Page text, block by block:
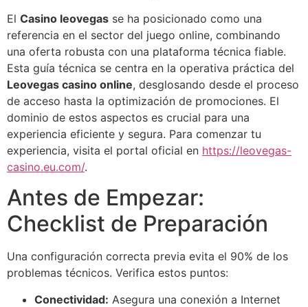
El Casino leovegas se ha posicionado como una
referencia en el sector del juego online, combinando
una oferta robusta con una plataforma técnica fiable.
Esta guía técnica se centra en la operativa práctica del
Leovegas casino online, desglosando desde el proceso
de acceso hasta la optimización de promociones. El
dominio de estos aspectos es crucial para una
experiencia eficiente y segura. Para comenzar tu
experiencia, visita el portal oficial en https://leovegas-
casino.eu.com/.
Antes de Empezar:
Checklist de Preparación
Una configuración correcta previa evita el 90% de los
problemas técnicos. Verifica estos puntos:
Conectividad: Asegura una conexión a Internet